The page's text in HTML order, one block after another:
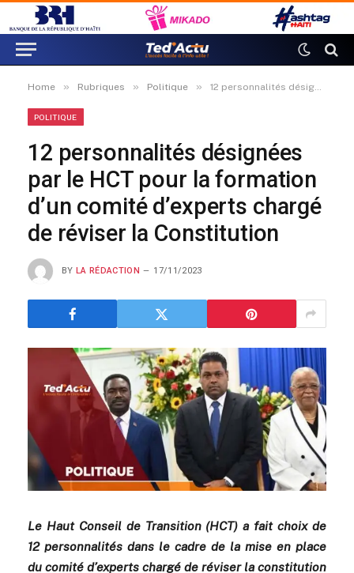
Home » Rubriques » Politique » 12 personnalités désignées par le HCT pour la formation d’un comité d’experts chargé de réviser la Constitution
POLITIQUE
12 personnalités désignées
par le HCT pour la formation
d’un comité d’experts chargé
de réviser la Constitution
BY LA RÉDACTION 17/11/2023
Le Haut Conseil de Transition (HCT) a fait choix de
12 personnalités dans le cadre de la mise en place
du comité d’experts chargé de réviser la constitution